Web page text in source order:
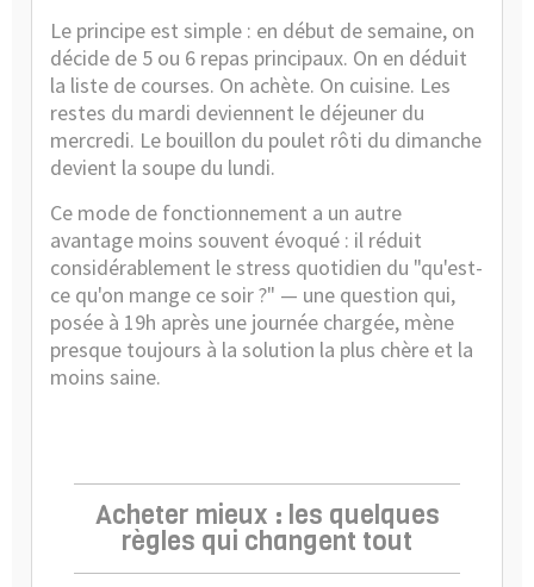
Le principe est simple : en début de semaine, on
décide de 5 ou 6 repas principaux. On en déduit
la liste de courses. On achète. On cuisine. Les
restes du mardi deviennent le déjeuner du
mercredi. Le bouillon du poulet rôti du dimanche
devient la soupe du lundi.
Ce mode de fonctionnement a un autre
avantage moins souvent évoqué : il réduit
considérablement le stress quotidien du "qu'est-
ce qu'on mange ce soir ?" — une question qui,
posée à 19h après une journée chargée, mène
presque toujours à la solution la plus chère et la
moins saine.
Acheter mieux : les quelques
règles qui changent tout